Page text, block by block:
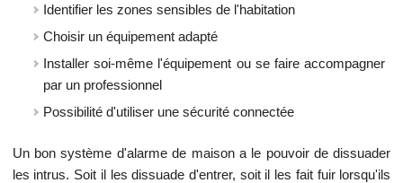
Identifier les zones sensibles de l'habitation
Choisir un équipement adapté
Installer soi-même l'équipement ou se faire accompagner
par un professionnel
Possibilité d'utiliser une sécurité connectée
Un bon système d'alarme de maison a le pouvoir de dissuader
les intrus. Soit il les dissuade d'entrer, soit il les fait fuir lorsqu'ils